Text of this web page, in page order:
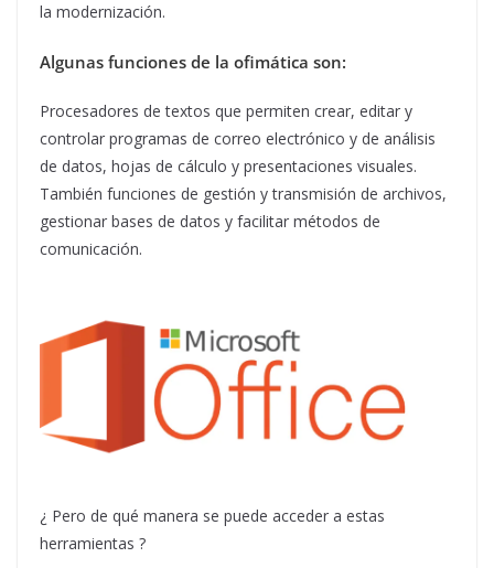
la modernización.
Algunas funciones de la ofimática son:
Procesadores de textos que permiten crear, editar y
controlar programas de correo electrónico y de análisis
de datos, hojas de cálculo y presentaciones visuales.
También funciones de gestión y transmisión de archivos,
gestionar bases de datos y facilitar métodos de
comunicación.
¿ Pero de qué manera se puede acceder a estas
herramientas ?